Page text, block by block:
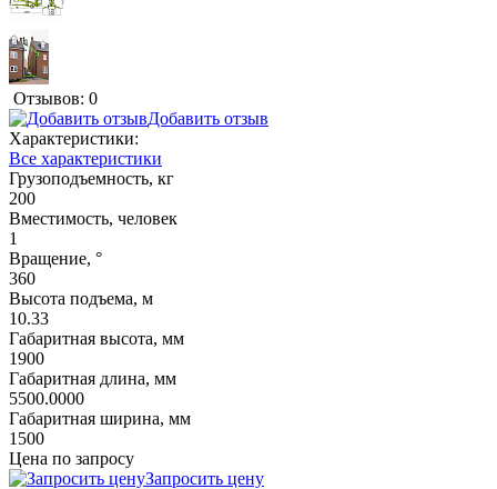
Отзывов: 0
Добавить отзыв
Характеристики:
Все характеристики
Грузоподъемность, кг
200
Вместимость, человек
1
Вращение, °
360
Высота подъема, м
10.33
Габаритная высота, мм
1900
Габаритная длина, мм
5500.0000
Габаритная ширина, мм
1500
Цена по запросу
Запросить цену